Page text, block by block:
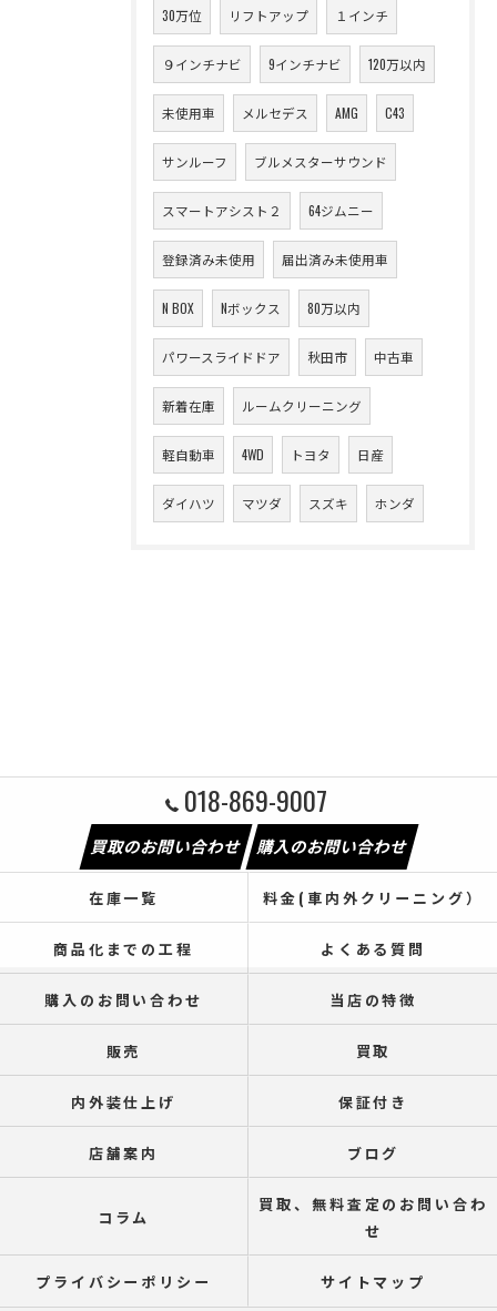
30万位 リフトアップ １インチ
９インチナビ 9インチナビ 120万以内
未使用車 メルセデス AMG C43
サンルーフ ブルメスターサウンド
スマートアシスト２ 64ジムニー
登録済み未使用 届出済み未使用車
N BOX Nボックス 80万以内
パワースライドドア 秋田市 中古車
新着在庫 ルームクリーニング
軽自動車 4WD トヨタ 日産
ダイハツ マツダ スズキ ホンダ
018-869-9007
買取のお問い合わせ 購入のお問い合わせ
在庫一覧 料金(車内外クリーニング）
商品化までの工程 よくある質問
購入のお問い合わせ 当店の特徴
販売 買取
内外装仕上げ 保証付き
店舗案内 ブログ
コラム
買取、無料査定のお問い合わ
せ
プライバシーポリシー サイトマップ